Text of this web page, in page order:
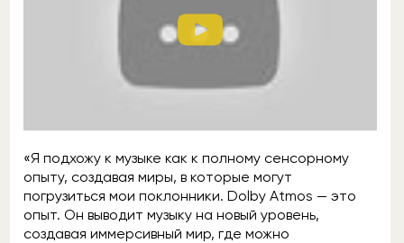
«Я подхожу к музыке как к полному сенсорному
опыту, создавая миры, в которые могут
погрузиться мои поклонники. Dolby Atmos — это
опыт. Он выводит музыку на новый уровень,
создавая иммерсивный мир, где можно